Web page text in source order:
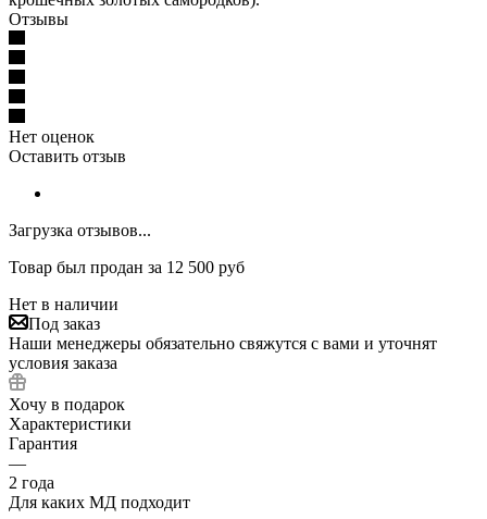
Отзывы
Нет оценок
Оставить отзыв
Загрузка отзывов...
Товар был продан за 12 500 руб
Нет в наличии
Под заказ
Наши менеджеры обязательно свяжутся с вами и уточнят
условия заказа
Хочу в подарок
Характеристики
Гарантия
—
2 года
Для каких МД подходит